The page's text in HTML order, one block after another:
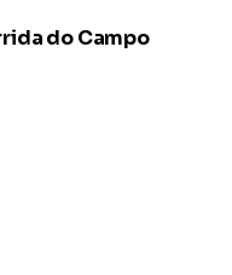
do Campo